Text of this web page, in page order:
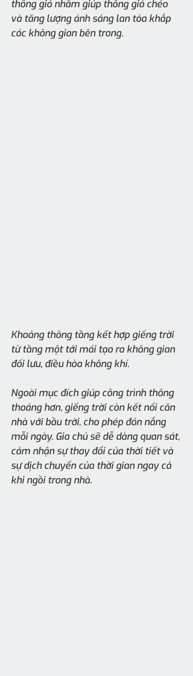
thông gió nhằm giúp thông gió chéo
và tăng lượng ánh sáng lan tỏa khắp
các không gian bên trong.
Khoảng thông tầng kết hợp giếng trời
từ tầng một tới mái tạo ra không gian
đối lưu, điều hòa không khí.
Ngoài mục đích giúp công trình thông
thoáng hơn, giếng trời còn kết nối căn
nhà với bầu trời, cho phép đón nắng
mỗi ngày. Gia chủ sẽ dễ dàng quan sát,
cảm nhận sự thay đổi của thời tiết và
sự dịch chuyển của thời gian ngay cả
khi ngồi trong nhà.